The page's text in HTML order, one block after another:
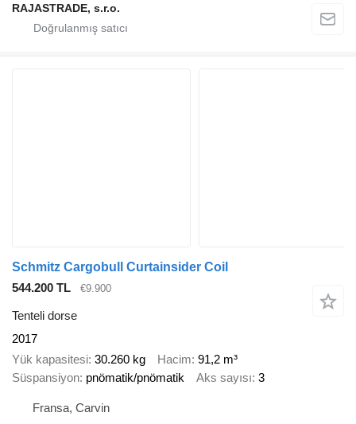
RAJASTRADE, s.r.o.
Schmitz Cargobull Curtainsider Coil
544.200 TL
€9.900
Tenteli dorse
2017
Yük kapasitesi 30.260 kg Hacim 91,2 m³
Süspansiyon pnömatik/pnömatik Aks sayısı 3
Fransa, Carvin